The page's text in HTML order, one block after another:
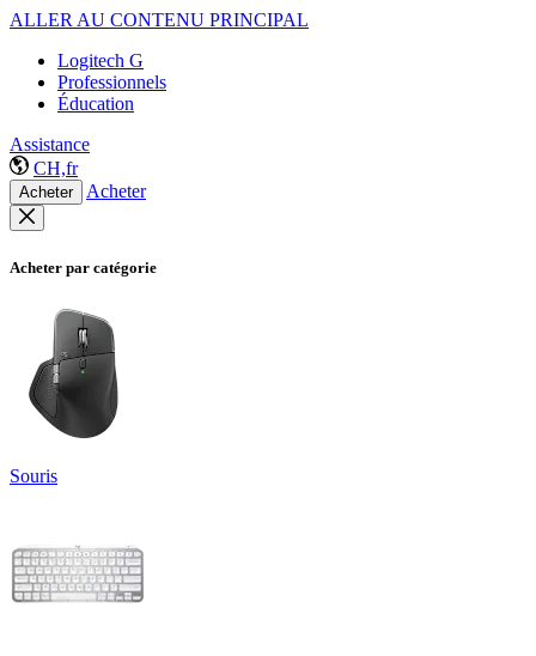
ALLER AU CONTENU PRINCIPAL
Logitech G
Professionnels
Éducation
Assistance
CH,fr
Acheter Acheter
Acheter par catégorie
Souris